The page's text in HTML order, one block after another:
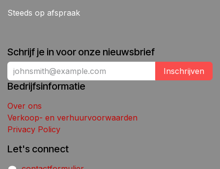
Steeds op afspraak
Schrijf je in voor onze nieuwsbrief
Inschrijven
Bedrijfsinformatie
Over ons
Verkoop- en verhuurvoorwaarden
Privacy Policy
Let's connect